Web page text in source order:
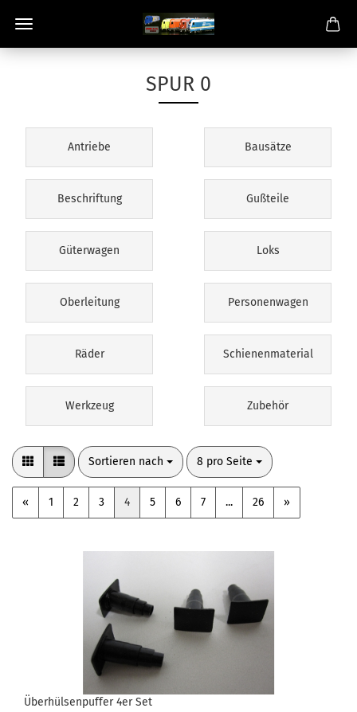
SPUR 0
Antriebe Bausätze
Beschriftung Gußteile
Güterwagen Loks
Oberleitung Personenwagen
Räder Schienenmaterial
Werkzeug Zubehör
Sortieren nach
Sortieren nach 8 pro Seite
pro Seite
« 1 2 3 4 5 6 7 ... 26 »
Überhülsenpuffer 4er Set